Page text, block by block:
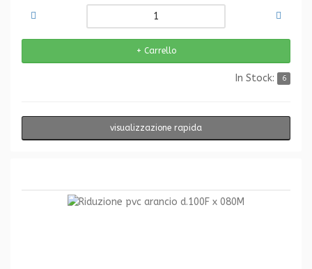
In Stock: 6
visualizzazione rapida